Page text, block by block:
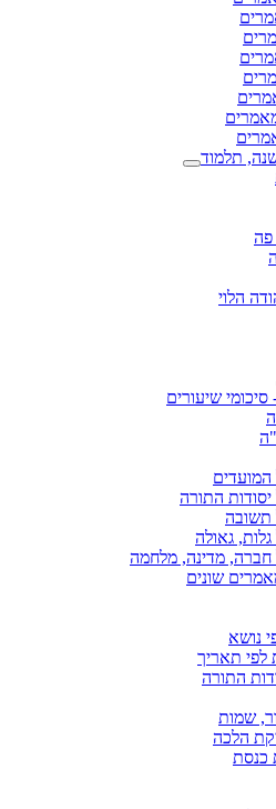
תלמוד
פה
הלוי
שיעורים
התורה
תשובה
גאולה
חברה, מדינה, מלחמה
שונים
נושא
לפי תאריך
התורה
שמות
הלכה
כנסת